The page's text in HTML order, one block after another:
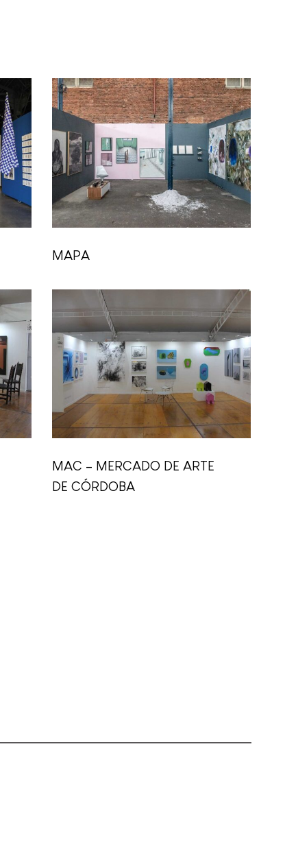
MAPA
MAC – MERCADO DE ARTE
DE CÓRDOBA